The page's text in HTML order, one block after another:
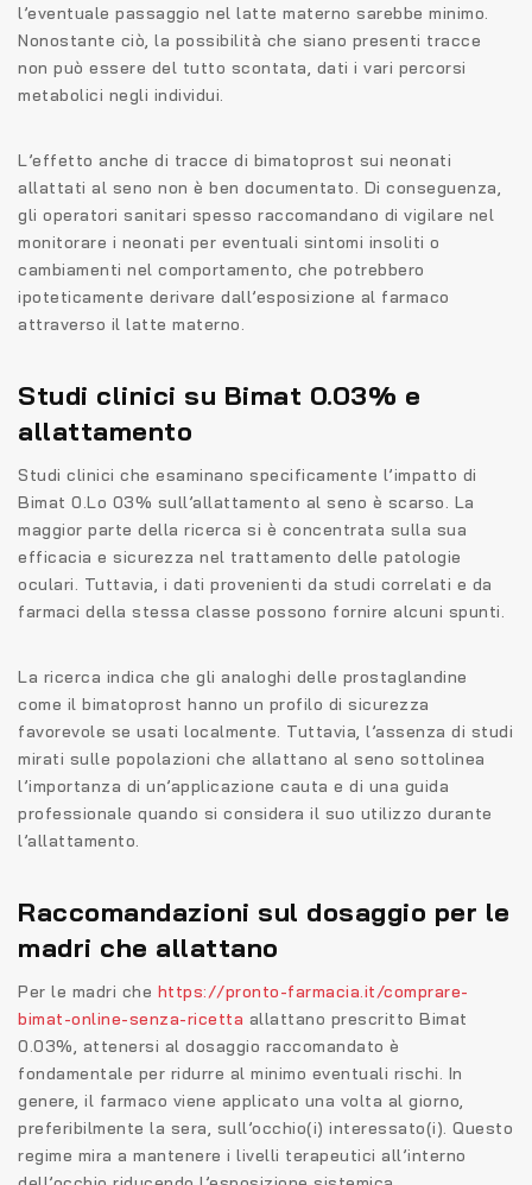
l’eventuale passaggio nel latte materno sarebbe minimo.
Nonostante ciò, la possibilità che siano presenti tracce
non può essere del tutto scontata, dati i vari percorsi
metabolici negli individui.
L’effetto anche di tracce di bimatoprost sui neonati
allattati al seno non è ben documentato. Di conseguenza,
gli operatori sanitari spesso raccomandano di vigilare nel
monitorare i neonati per eventuali sintomi insoliti o
cambiamenti nel comportamento, che potrebbero
ipoteticamente derivare dall’esposizione al farmaco
attraverso il latte materno.
Studi clinici su Bimat 0.03% e
allattamento
Studi clinici che esaminano specificamente l’impatto di
Bimat 0.Lo 03% sull’allattamento al seno è scarso. La
maggior parte della ricerca si è concentrata sulla sua
efficacia e sicurezza nel trattamento delle patologie
oculari. Tuttavia, i dati provenienti da studi correlati e da
farmaci della stessa classe possono fornire alcuni spunti.
La ricerca indica che gli analoghi delle prostaglandine
come il bimatoprost hanno un profilo di sicurezza
favorevole se usati localmente. Tuttavia, l’assenza di studi
mirati sulle popolazioni che allattano al seno sottolinea
l’importanza di un’applicazione cauta e di una guida
professionale quando si considera il suo utilizzo durante
l’allattamento.
Raccomandazioni sul dosaggio per le
madri che allattano
Per le madri che https://pronto-farmacia.it/comprare-
bimat-online-senza-ricetta allattano prescritto Bimat
0.03%, attenersi al dosaggio raccomandato è
fondamentale per ridurre al minimo eventuali rischi. In
genere, il farmaco viene applicato una volta al giorno,
preferibilmente la sera, sull’occhio(i) interessato(i). Questo
regime mira a mantenere i livelli terapeutici all’interno